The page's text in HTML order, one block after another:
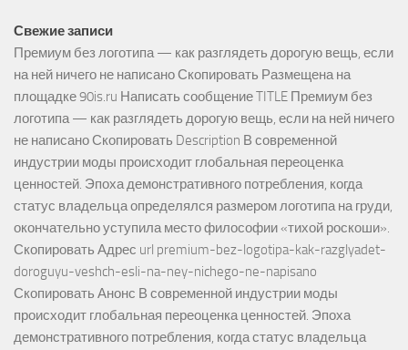
Свежие записи
Премиум без логотипа — как разглядеть дорогую вещь, если
на ней ничего не написано Скопировать Размещена на
площадке 90is.ru Написать сообщение TITLE Премиум без
логотипа — как разглядеть дорогую вещь, если на ней ничего
не написано Скопировать Description В современной
индустрии моды происходит глобальная переоценка
ценностей. Эпоха демонстративного потребления, когда
статус владельца определялся размером логотипа на груди,
окончательно уступила место философии «тихой роскоши».
Скопировать Адрес url premium-bez-logotipa-kak-razglyadet-
doroguyu-veshch-esli-na-ney-nichego-ne-napisano
Скопировать Анонс В современной индустрии моды
происходит глобальная переоценка ценностей. Эпоха
демонстративного потребления, когда статус владельца